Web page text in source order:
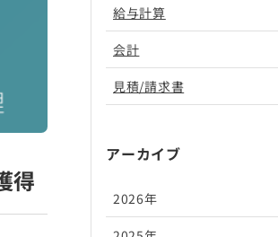
得
給与計算
会計
見積/請求書
アーカイブ
2026年